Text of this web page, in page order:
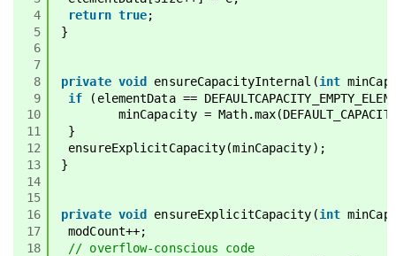
4
5
6
7
8
9
10
11
12
13
14
15
16
17
18
return true;
}
private void ensureCapacityInternal(int
if
(elementData ==
minCapacity =
}
ensureExplicitCapacity(minCapacity);
}
private void ensureExplicitCapacity(int
modCount++;
// overflow-conscious code